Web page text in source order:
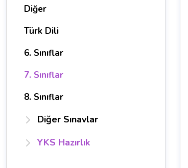
Diğer
Türk Dili
6. Sınıflar
7. Sınıflar
8. Sınıflar
Diğer Sınavlar
YKS Hazırlık